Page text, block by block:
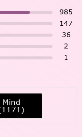
985
147
36
2
1
Mind
1171)